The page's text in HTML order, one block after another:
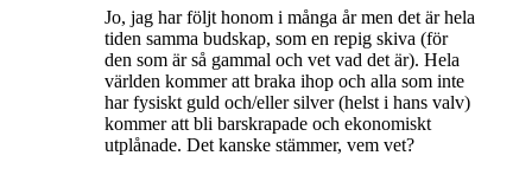
Jo, jag har följt honom i många år men det är hela
tiden samma budskap, som en repig skiva (för
den som är så gammal och vet vad det är). Hela
världen kommer att braka ihop och alla som inte
har fysiskt guld och/eller silver (helst i hans valv)
kommer att bli barskrapade och ekonomiskt
utplånade. Det kanske stämmer, vem vet?